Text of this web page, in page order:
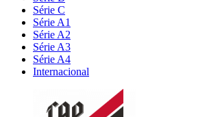
Série C
Série A1
Série A2
Série A3
Série A4
Internacional